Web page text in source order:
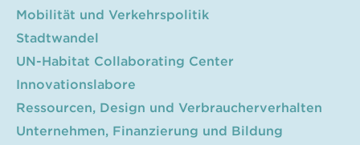
Mobilität und Verkehrspolitik
Stadtwandel
UN-Habitat Collaborating Center
Innovationslabore
Ressourcen, Design und Verbraucherverhalten
Unternehmen, Finanzierung und Bildung